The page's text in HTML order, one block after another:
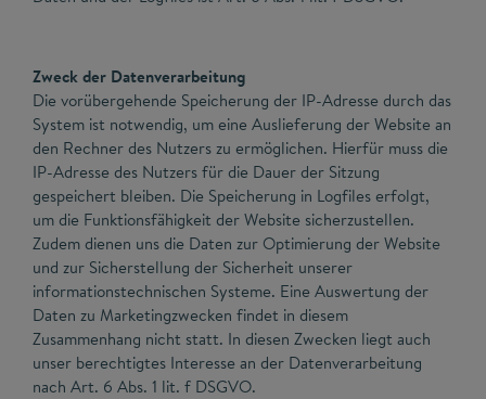
Zweck der Datenverarbeitung
Die vorübergehende Speicherung der IP-Adresse durch das
System ist notwendig, um eine Auslieferung der Website an
den Rechner des Nutzers zu ermöglichen. Hierfür muss die
IP-Adresse des Nutzers für die Dauer der Sitzung
gespeichert bleiben. Die Speicherung in Logfiles erfolgt,
um die Funktionsfähigkeit der Website sicherzustellen.
Zudem dienen uns die Daten zur Optimierung der Website
und zur Sicherstellung der Sicherheit unserer
informationstechnischen Systeme. Eine Auswertung der
Daten zu Marketingzwecken findet in diesem
Zusammenhang nicht statt. In diesen Zwecken liegt auch
unser berechtigtes Interesse an der Datenverarbeitung
nach Art. 6 Abs. 1 lit. f DSGVO.